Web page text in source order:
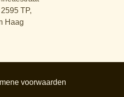
TP,
Haag
voorwaarden